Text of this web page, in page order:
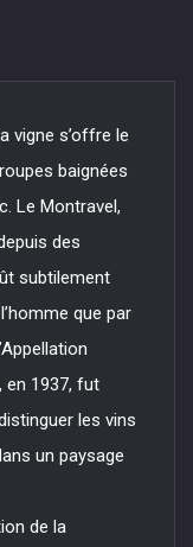
vigne s’offre le
baignées
Le Montravel,
des
subtilement
que par
en 1937, fut
les vins
un paysage
de la